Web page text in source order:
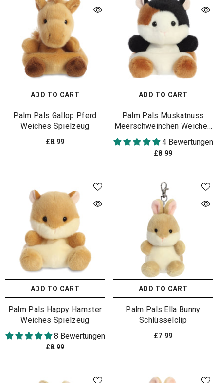
ADD TO CART
Palm Pals Gallop Pferd
Weiches Spielzeug
£8.99
ADD TO CART
Palm Pals Muskatnuss
Meerschweinchen Weiches
Spielzeug
4 Bewertungen
£8.99
ADD TO CART
Palm Pals Happy Hamster
Weiches Spielzeug
8 Bewertungen
£8.99
ADD TO CART
Palm Pals Ella Bunny
Schlüsselclip
£7.99